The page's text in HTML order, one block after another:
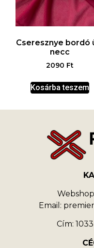
Cseresznye bordó
necc
2090 Ft
Kosárba teszem
Email:
Cím: